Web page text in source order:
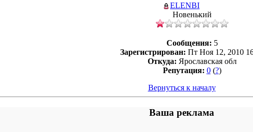
ELENBI
Новенький
Сообщения: 5
Зарегистрирован: Пт Ноя 12, 2010
Откуда: Ярославская обл
Репутация: 0(?)
Вернуться к началу
Ваша реклама